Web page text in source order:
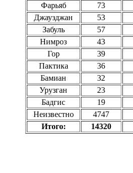
Фарьяб
73
Джаузджан
53
Забуль
57
Нимроз
43
Гор
39
Пактика
36
Бамиан
32
Урузган
23
Бадгис
19
Неизвестно
4747
Итого:
14320